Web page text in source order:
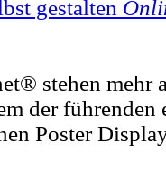
gestalten
stehen mehr
der führenden
Poster